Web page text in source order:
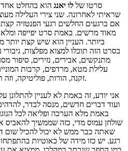
סרטו של לו יאנג הוא בהחלט אחד
שראיתי לאחרונה. שני צירי העלילה
אם ברגעים החלשים רגעי הפנטזיה
מאוד מרשים. באמת סרט יפייפה
ביותר. העניין הוא שיש קצת
בסרט הזה תוכלו למצוא מפלצות,
מתנקשים, אבירים, נזירים, סיפור
עלילת מטא, מרדפים, קרבות
זקנה, הורות, פוליטיקה, וזה רק אלו שאני מצליח להיזכר בהם.
אני יודע, זה באמת לא לעניין להתלונן
ועוד דברים חדשים, מנסה לבדר,
באמת מלא הערכה ופליאה לכל
שולחן עמוס מדי, כזה שממשיך
שאתה כבר ממש לא יכול להכיל שום
רגע. יש כזו מידה של כאוטיות